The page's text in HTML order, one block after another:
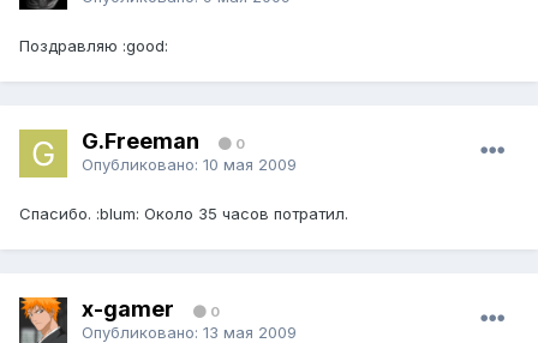
Поздравляю :good:
G.Freeman 0
Опубликовано: 10 мая 2009
Спасибо. :blum: Около 35 часов потратил.
x-gamer 0
Опубликовано: 13 мая 2009